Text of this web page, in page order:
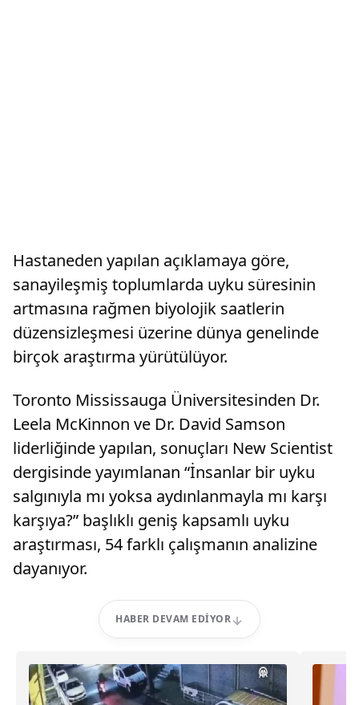
Hastaneden yapılan açıklamaya göre,
sanayileşmiş toplumlarda uyku süresinin
artmasına rağmen biyolojik saatlerin
düzensizleşmesi üzerine dünya genelinde
birçok araştırma yürütülüyor.
Toronto Mississauga Üniversitesinden Dr.
Leela McKinnon ve Dr. David Samson
liderliğinde yapılan, sonuçları New Scientist
dergisinde yayımlanan “İnsanlar bir uyku
salgınıyla mı yoksa aydınlanmayla mı karşı
karşıya?” başlıklı geniş kapsamlı uyku
araştırması, 54 farklı çalışmanın analizine
dayanıyor.
HABER DEVAM EDIYOR